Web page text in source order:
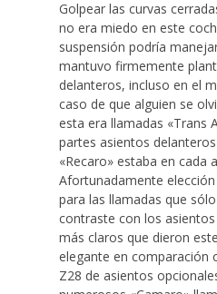
Golpear las curvas
no era miedo en este
suspensión podría
mantuvo firmemente
delanteros, incluso en el
caso de que alguien se
esta era llamadas «Trans
partes asientos
«Recaro» estaba en cada
Afortunadamente
para las llamadas que
contraste con los
más claros que dieron
elegante en comparación
Z28 de asientos